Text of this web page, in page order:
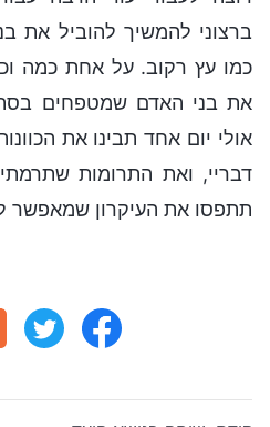
ברצוני להמשיך להוביל את
כמו עץ רקוב. על אחת כמה
את בני האדם שמטפחים
אולי יום אחד תבינו את
דבריי, ואת התרומות
תתפסו את העיקרון שמאפשר